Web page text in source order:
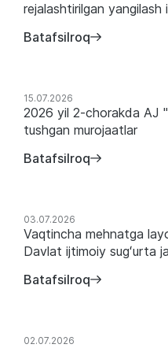
rejalashtirilgan yangilash
Batafsilroq
15.07.2026
2026 yil 2-chorakda AJ
tushgan murojaatlar
Batafsilroq
03.07.2026
Vaqtincha mehnatga
Davlat ijtimoiy sugʻurta
Batafsilroq
02.07.2026